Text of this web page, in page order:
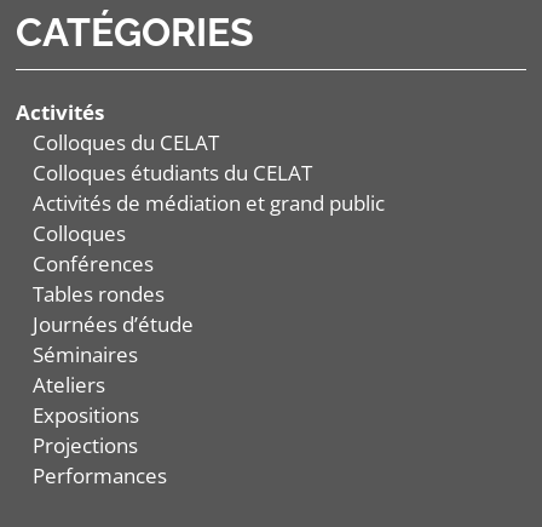
CATÉGORIES
Activités
Colloques du CELAT
Colloques étudiants du CELAT
Activités de médiation et grand public
Colloques
Conférences
Tables rondes
Journées d’étude
Séminaires
Ateliers
Expositions
Projections
Performances